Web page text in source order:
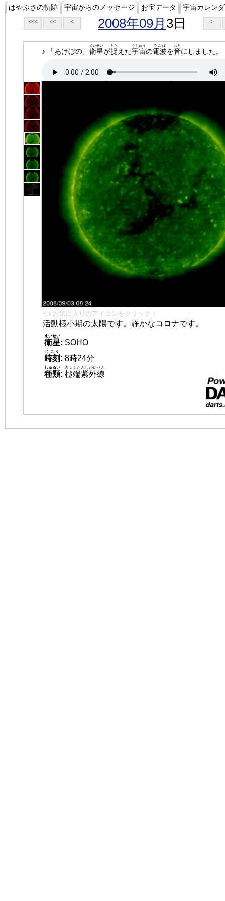
はやぶさの軌跡 宇宙からのメッセージ お宝データ 宇宙カレン
<<< << < 2008年09月 3日 >
♪ 「あけぼの」 衛星
えいせい
が捉
とら
えた宇宙
うちゅう
の電波
でんぱ
を音
おと
にしました。
👈 お気に入りのアイコンをクリック！
活動極小期の太陽です。静かなコロナです。
衛星
えいせい
: SOHO
時刻
じこく
: 8時24分
種類
しゅるい
: 極端紫外線
きょくたんしがいせん